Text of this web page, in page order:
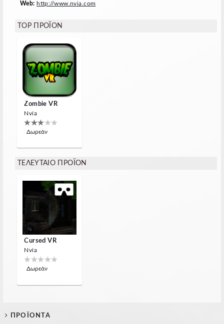
Web: http://www.nvia.com
TOP ΠΡΟΪΌΝ
Zombie VR
Nvía
Δωρεάν
ΤΕΛΕΥΤΑΊΟ ΠΡΟΪΌΝ
Cursed VR
Nvía
Δωρεάν
ΠΡΟΪΌΝΤΑ